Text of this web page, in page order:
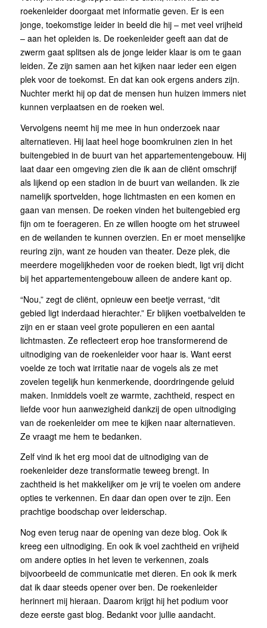
roekenleider doorgaat met informatie geven. Er is een
jonge, toekomstige leider in beeld die hij – met veel vrijheid
– aan het opleiden is. De roekenleider geeft aan dat de
zwerm gaat splitsen als de jonge leider klaar is om te gaan
leiden. Ze zijn samen aan het kijken naar ieder een eigen
plek voor de toekomst. En dat kan ook ergens anders zijn.
Nuchter merkt hij op dat de mensen hun huizen immers niet
kunnen verplaatsen en de roeken wel.
Vervolgens neemt hij me mee in hun onderzoek naar
alternatieven. Hij laat heel hoge boomkruinen zien in het
buitengebied in de buurt van het appartementengebouw. Hij
laat daar een omgeving zien die ik aan de cliënt omschrijf
als lijkend op een stadion in de buurt van weilanden. Ik zie
namelijk sportvelden, hoge lichtmasten en een komen en
gaan van mensen. De roeken vinden het buitengebied erg
fijn om te foerageren. En ze willen hoogte om het struweel
en de weilanden te kunnen overzien. En er moet menselijke
reuring zijn, want ze houden van theater. Deze plek, die
meerdere mogelijkheden voor de roeken biedt, ligt vrij dicht
bij het appartementengebouw alleen de andere kant op.
“Nou,” zegt de cliënt, opnieuw een beetje verrast, “dit
gebied ligt inderdaad hierachter.” Er blijken voetbalvelden te
zijn en er staan veel grote populieren en een aantal
lichtmasten. Ze reflecteert erop hoe transformerend de
uitnodiging van de roekenleider voor haar is. Want eerst
voelde ze toch wat irritatie naar de vogels als ze met
zovelen tegelijk hun kenmerkende, doordringende geluid
maken. Inmiddels voelt ze warmte, zachtheid, respect en
liefde voor hun aanwezigheid dankzij de open uitnodiging
van de roekenleider om mee te kijken naar alternatieven.
Ze vraagt me hem te bedanken.
Zelf vind ik het erg mooi dat de uitnodiging van de
roekenleider deze transformatie teweeg brengt. In
zachtheid is het makkelijker om je vrij te voelen om andere
opties te verkennen. En daar dan open over te zijn. Een
prachtige boodschap over leiderschap.
Nog even terug naar de opening van deze blog. Ook ik
kreeg een uitnodiging. En ook ik voel zachtheid en vrijheid
om andere opties in het leven te verkennen, zoals
bijvoorbeeld de communicatie met dieren. En ook ik merk
dat ik daar steeds opener over ben. De roekenleider
herinnert mij hieraan. Daarom krijgt hij het podium voor
deze eerste gast blog. Bedankt voor jullie aandacht.